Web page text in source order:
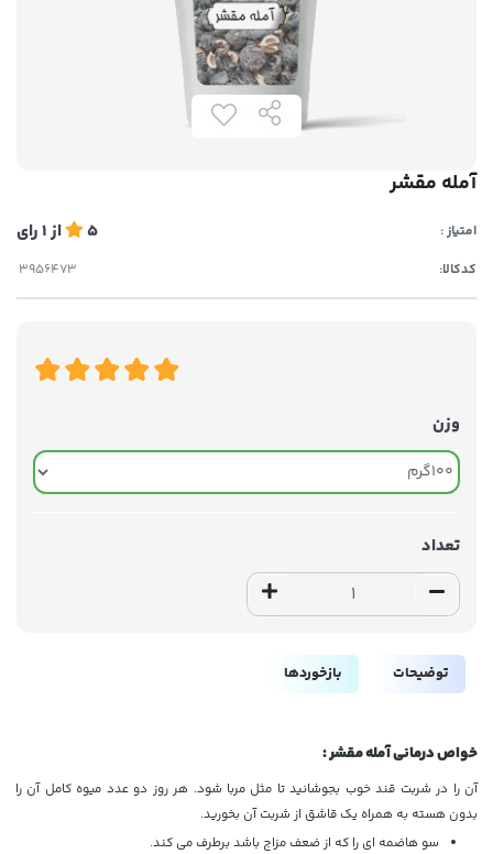
آمله مقشر
امتیاز : 5 از1رای
کدکالا:
وزن
تعداد
توضیحات بازخوردها
خواص درمانی آمله مقشر :
آن را در شربت قند خوب بجوشانید تا مثل مربا شود. هر روز دو عدد میوه کامل آن را
بدون هسته به همراه یک قاشق از شربت آن بخورید.
سو هاضمه ای را که از ضعف مزاج باشد برطرف می کند.